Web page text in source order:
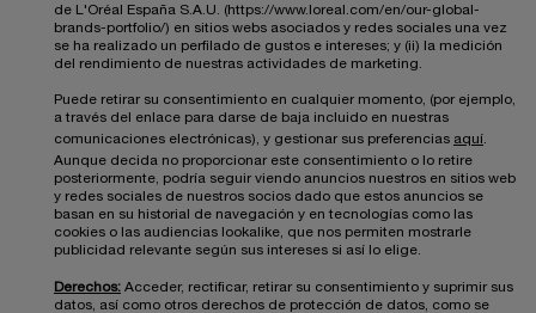
de L'Oréal España S.A.U. (https://www.loreal.com/en/our-global-
brands-portfolio/) en sitios webs asociados y redes sociales una vez
se ha realizado un perfilado de gustos e intereses; y (ii) la medición
del rendimiento de nuestras actividades de marketing.
Puede retirar su consentimiento en cualquier momento, (por ejemplo,
a través del enlace para darse de baja incluido en nuestras
comunicaciones electrónicas), y gestionar sus preferencias aquí
Aunque decida no proporcionar este consentimiento o lo retire
posteriormente, podría seguir viendo anuncios nuestros en sitios web
y redes sociales de nuestros socios dado que estos anuncios se
basan en su historial de navegación y en tecnologías como las
cookies o las audiencias lookalike, que nos permiten mostrarle
publicidad relevante según sus intereses si así lo elige.
Derechos: Acceder, rectificar, retirar su consentimiento y suprimir sus
datos, así como otros derechos de protección de datos, como se